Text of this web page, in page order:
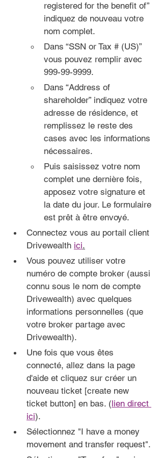
registered for the benefit of”
indiquez de nouveau votre
nom complet.
Dans “SSN or Tax # (US)”
vous pouvez remplir avec
999-99-9999.
Dans “Address of
shareholder” indiquez votre
adresse de résidence, et
remplissez le reste des
cases avec les informations
nécessaires.
Puis saisissez votre nom
complet une dernière fois,
apposez votre signature et
la date du jour. Le formulaire
est prêt à être envoyé.
Connectez vous au portail client
Drivewealth ici.
Vous pouvez utiliser votre
numéro de compte broker (aussi
connu sous le nom de compte
Drivewealth) avec quelques
informations personnelles (que
votre broker partage avec
Drivewealth).
Une fois que vous êtes
connecté, allez dans la page
d'aide et cliquez sur créer un
nouveau ticket [create new
ticket button] en bas. (lien direct
ici).
Sélectionnez "I have a money
movement and transfer request".